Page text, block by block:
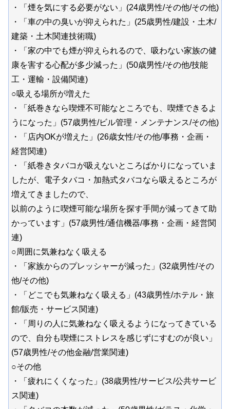
・「煙を気にする必要がない」(24歳男性/その他/その他)
・「車の中の臭いが抑えられた」(25歳男性/建設・土木/
建築・土木関連技術職)
・「家の中でも煙が抑えられるので、吸わない家族の健
康を害する心配が多少減った」(50歳男性/その他/技能
工・運輸・設備関連)
○吸える場所が増えた
・「紙巻きなら喫煙不可能なところでも、喫煙できるよ
うになった」(57歳男性/ビル管理・メンテナンス/その他)
・「店内OKが増えた」(26歳女性/その他/事務・企画・
経営関連)
・「紙巻きタバコが吸えないところばかりになっていま
したが、電子タバコ・加熱式タバコなら吸えるところが
増えてきましたので、
以前のように喫煙可能な場所を探す手間が減ってきて助
かっています」(57歳男性/通信機器/事務・企画・経営関
連)
○周囲に気兼ねなく吸える
・「家族からのプレッシャーが減った」(32歳男性/その
他/その他)
・「どこでも気兼ねなく吸える」(43歳男性/ホテル・旅
館/販売・サービス関連)
・「周りの人に気兼ねなく吸えるようになってきている
ので、自分も喫煙にストレスを感じずにすむのが良い」
(57歳男性/その他金融/営業関連)
○その他
・「疲れにくくなった」(38歳男性/サービス/公共サービ
ス関連)